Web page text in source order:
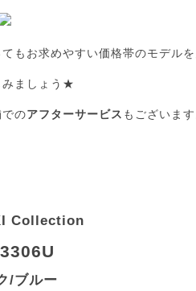
もお求めやすい価格帯のモデル
みましょう★
のアフターサービス もございま
Collection
/ブルー